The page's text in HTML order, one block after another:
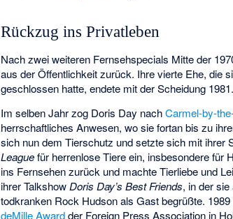
Rückzug ins Privatleben
Nach zwei weiteren Fernsehspecials Mitte der
aus der Öffentlichkeit zurück. Ihre vierte Ehe, die
geschlossen hatte, endete mit der Scheidung 1981.
Im selben Jahr zog Doris Day nachCarmel-by-
herrschaftliches Anwesen, wo sie fortan bis zu
sich nun dem Tierschutz und setzte sich mit ihrer
Leaguefür herrenlose Tiere ein, insbesondere für
ins Fernsehen zurück und machte Tierliebe und
ihrer TalkshowDoris Day’s Best Friends, in der
todkranken Rock Hudson als Gast begrüßte.
deMille Awardder Foreign Press Association in